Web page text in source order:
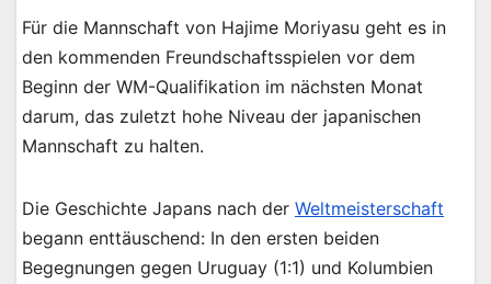
Für die Mannschaft von Hajime Moriyasu geht es in
den kommenden Freundschaftsspielen vor dem
Beginn der WM-Qualifikation im nächsten Monat
darum, das zuletzt hohe Niveau der japanischen
Mannschaft zu halten.
Die Geschichte Japans nach der Weltmeisterschaft
begann enttäuschend: In den ersten beiden
Begegnungen gegen Uruguay (1:1) und Kolumbien